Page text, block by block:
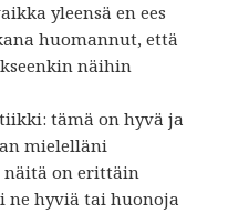
yleensä en ees
huomannut, että
näihin
tämä on hyvä ja
mielelläni
näitä on erittäin
hyviä tai huonoja